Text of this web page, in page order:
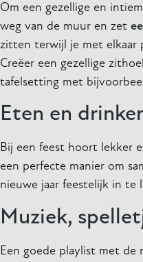
Om een gezellige en
weg van de muur en zet
zitten terwijl je met elkaar
Creëer een gezellige
tafelsetting met
Eten en
Bij een feest hoort lekker
een perfecte manier om
nieuwe jaar feestelijk in te
Muziek,
Een goede playlist met de